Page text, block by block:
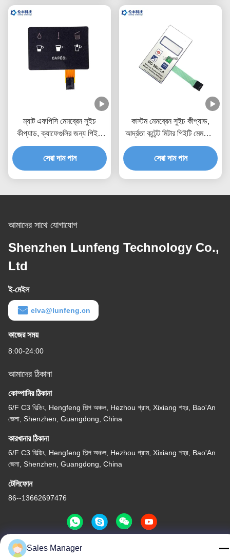
ম্যাট এফপিসি মেমব্রেন সুইচ
কীপ্যাড, ক্যাফেগুলির জন্য পিইটি
মেমব্রেন সুইচ
সেরা দাম পান
কাস্টম মেমব্রেন সুইচ কীপ্যাড,
আর্দ্রতা কন্টেন্ট মিটার পিইটি মেমব্রেন
সুইচ
সেরা দাম পান
আমাদের সাথে যোগাযোগ
Shenzhen Lunfeng Technology Co.,
Ltd
ই-মেইল
elva@lunfeng.cn
কাজের সময়
8:00-24:00
আমাদের ঠিকানা
কোম্পানির ঠিকানা
6/F C3 বিল্ডিং, Hengfeng শিল্প অঞ্চল, Hezhou গ্রাম, Xixiang শহর, Bao'An
জেলা, Shenzhen, Guangdong, China
কারখানার ঠিকানা
6/F C3 বিল্ডিং, Hengfeng শিল্প অঞ্চল, Hezhou গ্রাম, Xixiang শহর, Bao'An
জেলা, Shenzhen, Guangdong, China
টেলিফোন
86--13662697476
Sales Manager